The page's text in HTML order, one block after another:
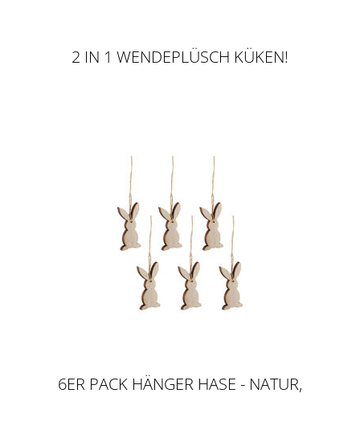
2 IN 1 WENDEPLÜSCH KÜKEN!
6ER PACK HÄNGER HASE - NATUR,